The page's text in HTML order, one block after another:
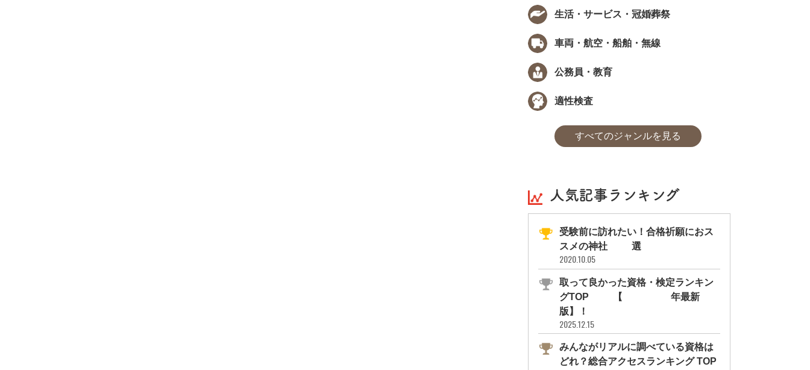
生活・サービス・冠婚葬祭
車両・航空・船舶・無線
公務員・教育
適性検査
すべてのジャンルを見る
人気記事ランキング
受験前に訪れたい！合格祈願におス
スメの神社11選
2020.10.05
取って良かった資格・検定ランキン
グTOP10【2026年最新
版】！
2025.12.15
みんながリアルに調べている資格は
どれ？総合アクセスランキング TOP